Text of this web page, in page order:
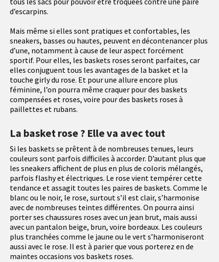
d’escarpins.
Mais même si elles sont pratiques et confortables, les
sneakers, basses ou hautes, peuvent en décontenancer plus
d’une, notamment à cause de leur aspect forcément
sportif. Pour elles, les baskets roses seront parfaites, car
elles conjuguent tous les avantages de la basket et la
touche girly du rose. Et pour une allure encore plus
féminine, l’on pourra même craquer pour des baskets
compensées et roses, voire pour des baskets roses à
paillettes et rubans.
La basket rose ? Elle va avec tout
Si les baskets se prêtent à de nombreuses tenues, leurs
couleurs sont parfois difficiles à accorder. D’autant plus que
les sneakers affichent de plus en plus de coloris mélangés,
parfois flashy et électriques. Le rose vient tempérer cette
tendance et assagit toutes les paires de baskets. Comme le
blanc ou le noir, le rose, surtout s’il est clair, s’harmonise
avec de nombreuses teintes différentes. On pourra ainsi
porter ses chaussures roses avec un jean brut, mais aussi
avec un pantalon beige, brun, voire bordeaux. Les couleurs
plus tranchées comme le jaune ou le vert s’harmoniseront
aussi avec le rose. Il est à parier que vous porterez en de
maintes occasions vos baskets roses.